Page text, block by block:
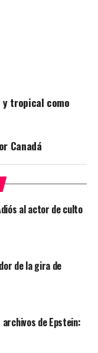
y tropical como
Canadá
al actor de culto
de la gira de
de Epstein: